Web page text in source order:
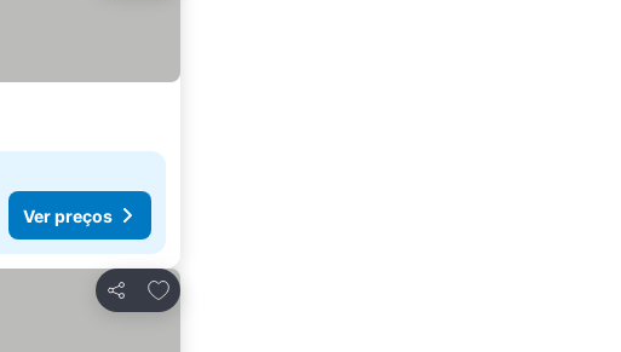
Ver preços
Partilhar
Adicionar aos favoritos